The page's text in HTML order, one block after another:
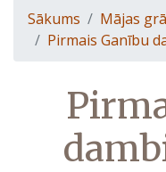
Sākums Mājas
Pirmais Ganību